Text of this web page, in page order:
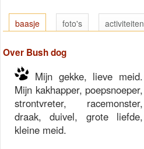
baasje foto's activiteiten
Over Bush dog
Mijn gekke, lieve meid.
Mijn kakhapper, poepsnoeper,
strontvreter, racemonster,
draak, duivel, grote liefde,
kleine meid.